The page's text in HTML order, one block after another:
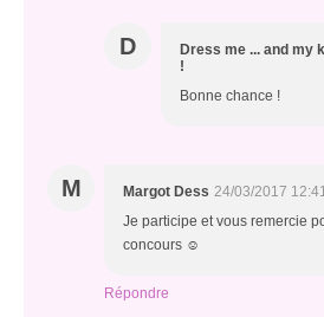
D
Dress me ... and my
!
Bonne chance !
M Margot Dess 24/03/2017
Je participe et vous remercie
concours ☺
Répondre